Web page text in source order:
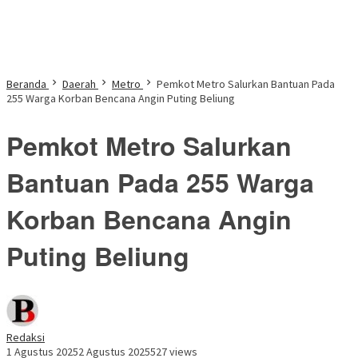
Beranda Daerah Metro
Pemkot Metro Salurkan Bantuan Pada
255 Warga Korban Bencana Angin Puting Beliung
Pemkot Metro Salurkan
Bantuan Pada 255 Warga
Korban Bencana Angin
Puting Beliung
Redaksi
1 Agustus 20252 Agustus 2025527 views